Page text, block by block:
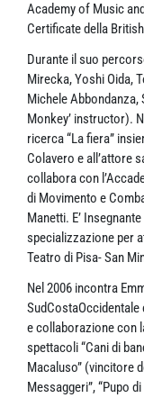
Academy of Music
Certificate della
Durante il suo
Mirecka, Yoshi Oida,
Michele Abbondanza,
Monkey’ instructor).
ricerca “La fiera”
Colavero e all’attore
collabora con
di Movimento e
Manetti. E’
specializzazione per
Teatro di Pisa- San
Nel 2006 incontra
e collaborazione con
spettacoli “Cani di
Macaluso” (vincitore
Messaggeri”, “Pupo